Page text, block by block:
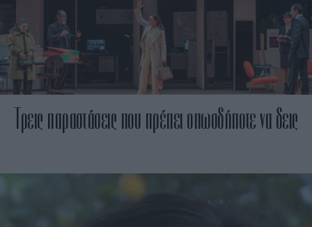
Τρεις παραστάσεις που πρέπει οπωσδήποτε να δεις